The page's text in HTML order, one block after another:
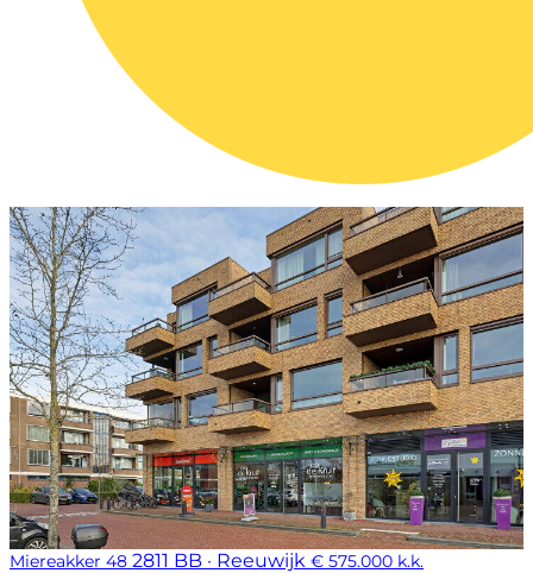
Miereakker 48 2811 BB · Reeuwijk € 575.000 k.k.